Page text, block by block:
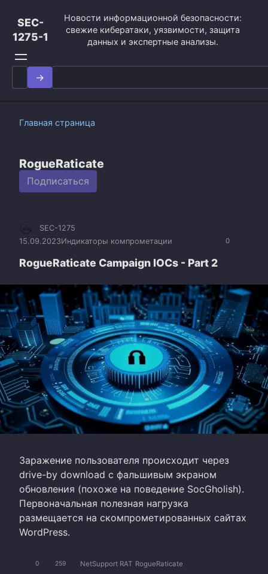
контенту
SEC-
1275-1
Новости информационной безопасности:
свежие кибератаки, уязвимости, защита
данных и экспертные анализы.
Search
for:
Главная страница
RogueRaticate
Подписаться
0
SEC-1275
15.09.2023Индикаторы компрометации
RogueRaticate Campaign IOCs - Part 2
Заражение пользователя происходит через
drive-by download с фальшивым экраном
обновления (похоже на поведение SocGholish).
Первоначальная полезная нагрузка
размещается на скомпрометированных сайтах
WordPress.
0 259 NetSupport RAT RogueRaticate